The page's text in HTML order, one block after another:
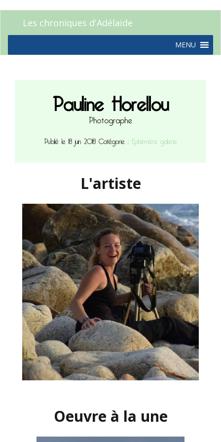
Les chroniques d'Adélaïde
MENU
Pauline Horellou
Photographe
Publié le 18 juin 2018Catégorie :Ephémère galerie
L'artiste
Oeuvre à la une